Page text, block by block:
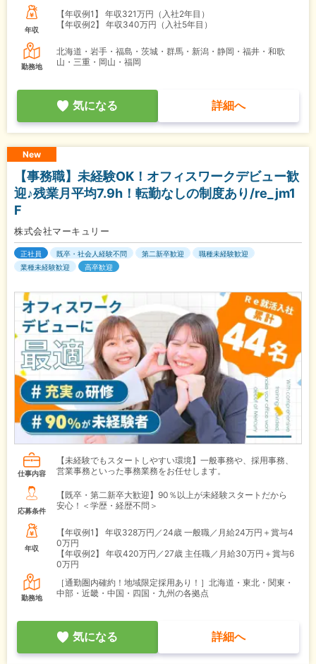
年収
【年収例1】
年収321万円（入社2年目）
【年収例2】
年収340万円（入社5年目）
勤務地
北海道・岩手・福島・茨城・群馬・新潟・静岡・福井・和歌
山・三重・岡山・福岡
気になる 詳細へ
New
【事務職】未経験OK！オフィスワークデビュー歓
迎♪残業月平均7.9h！転勤なしの制度あり/re_jm1
F
株式会社マーキュリー
正社員 既卒・社会人経験不問 第二新卒歓迎
職種未経験歓迎
業種未経験歓迎
高卒歓迎
仕事内容
【未経験でもスタートしやすい環境】一般事務や、採用事務、
営業事務といった事務業務をお任せします。
応募条件
【既卒・第二新卒大歓迎】90％以上が未経験スタートだから
安心！＜学歴・経歴不問＞
年収
【年収例1】
年収328万円／24歳 一般職／月給24万円＋賞与4
0万円
【年収例2】
年収420万円／27歳 主任職／月給30万円＋賞与6
0万円
勤務地
［通勤圏内確約！地域限定採用あり！］北海道・東北・関東・
中部・近畿・中国・四国・九州の各拠点
気になる 詳細へ